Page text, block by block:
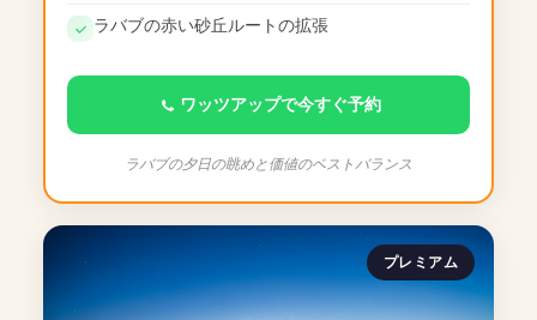
ラバブの赤い砂丘ルートの拡張
ワッツアップで今すぐ予約
ラバブの夕日の眺めと価値のベストバランス
プレミアム